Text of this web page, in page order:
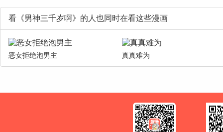
看《男神三千岁啊》的人也同时在看这些漫画
恶女拒绝泡男主 真真难为